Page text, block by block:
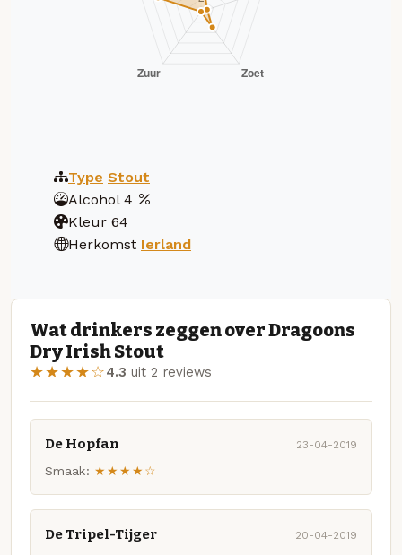
Type Stout
Alcohol 4
Kleur 64
Herkomst Ierland
Wat drinkers zeggen over Dragoons
Dry Irish Stout
★★★★☆4.3 uit 2 reviews
De Hopfan 23-04-2019
Smaak: ★★★★☆
De Tripel-Tijger 20-04-2019